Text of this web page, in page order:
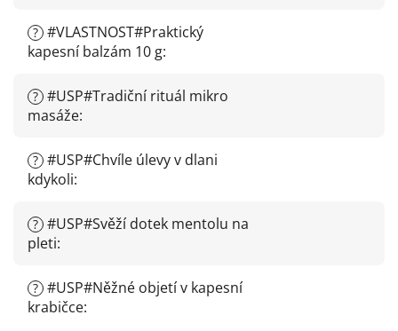
? #VLASTNOST#Praktický
kapesní balzám 10 g:
? #USP#Tradiční rituál mikro
masáže:
? #USP#Chvíle úlevy v dlani
kdykoli:
? #USP#Svěží dotek mentolu na
pleti:
? #USP#Něžné objetí v kapesní
krabičce: